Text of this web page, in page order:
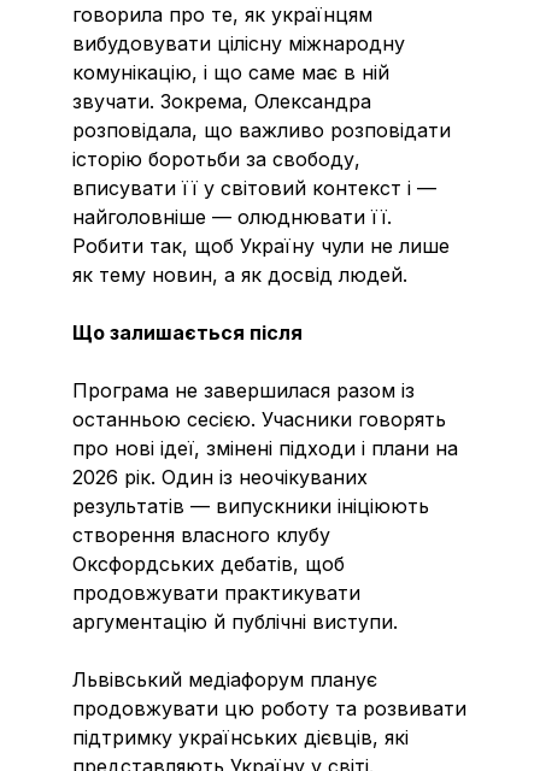
говорила про те, як українцям
вибудовувати цілісну міжнародну
комунікацію, і що саме має в ній
звучати. Зокрема, Олександра
розповідала, що важливо розповідати
історію боротьби за свободу,
вписувати її у світовий контекст і —
найголовніше — олюднювати її.
Робити так, щоб Україну чули не лише
як тему новин, а як досвід людей.
Що залишається після
Програма не завершилася разом із
останньою сесією. Учасники говорять
про нові ідеї, змінені підходи і плани на
2026 рік. Один із неочікуваних
результатів — випускники ініціюють
створення власного клубу
Оксфордських дебатів, щоб
продовжувати практикувати
аргументацію й публічні виступи.
Львівський медіафорум планує
продовжувати цю роботу та розвивати
підтримку українських дієвців, які